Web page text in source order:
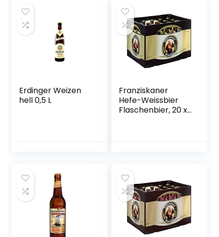
Erdinger Weizen
hell 0,5 L
Franziskaner
Hefe-Weissbier
Flaschenbier, 20 x